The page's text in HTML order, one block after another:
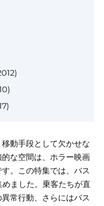
動手段として欠かせな
な空間は、ホラー映画
。この特集では、バス
ました。乗客たちが直
常行動、さらにはバス